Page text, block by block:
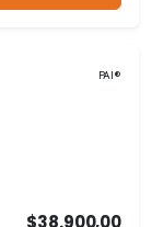
PAI®